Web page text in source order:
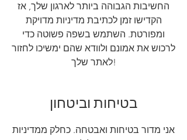
החשיבות הגבוהה ביותר לארגון שלך, אז
הקדישו זמן לכתיבת מדיניות מדויקת
ומפורטת. השתמש בשפה פשוטה כדי
לרכוש את אמונם ולוודא שהם ימשיכו לחזור
לאתר שלך!
בטיחות וביטחון
אני מדור בטיחות ואבטחה. כחלק ממדיניות